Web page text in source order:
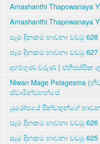
Amashanthi Thapowanaya
Amashanthi Thapowanaya
සෑම දිනකම භාවනා වඩමු 628 -
සෑම දිනකම භාවනා වඩමු 627 -
දහම්ගුණ වරුණ | ඒහිපස්සික
Niwan Mage Pelagesma
ස්වාමීන්වහන්සේ
යුරෝපයේ පින්වතුන්ගේ භාවනා
සෑම දිනකම භාවනා වඩමු 626 -
සෑම දිනකම භාවනා වඩමු 625 -